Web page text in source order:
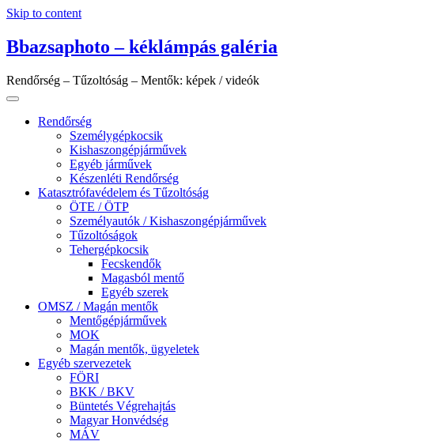
Skip to content
Bbazsaphoto – kéklámpás galéria
Rendőrség – Tűzoltóság – Mentők: képek / videók
Rendőrség
Személygépkocsik
Kishaszongépjárművek
Egyéb járművek
Készenléti Rendőrség
Katasztrófavédelem és Tűzoltóság
ÖTE / ÖTP
Személyautók / Kishaszongépjárművek
Tűzoltóságok
Tehergépkocsik
Fecskendők
Magasból mentő
Egyéb szerek
OMSZ / Magán mentők
Mentőgépjárművek
MOK
Magán mentők, ügyeletek
Egyéb szervezetek
FÖRI
BKK / BKV
Büntetés Végrehajtás
Magyar Honvédség
MÁV